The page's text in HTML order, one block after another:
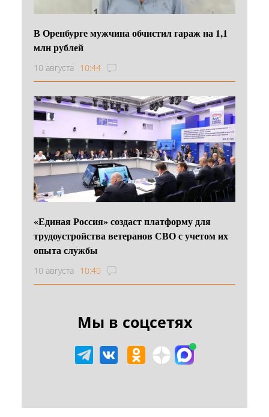
В Оренбурге мужчина обчистил гараж на 1,1
млн рублей
10 августа 10:44
«Единая Россия» создаст платформу для
трудоустройства ветеранов СВО с учетом их
опыта службы
10 августа 10:40
Мы в соцсетях